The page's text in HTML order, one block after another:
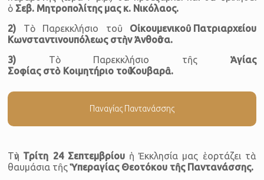
ὁ Σεβ. Μητροπολίτης μας κ. Νικόλαος.
2) Τὸ Παρεκκλήσιο τοῦ Οἰκουμενικοῦ Πατριαρχείου
Κωνσταντινουπόλεως στὴν Ἀνθοῦσα.
3) Τὸ Παρεκκλήσιο τῆς Ἁγίας
Σοφίας στὸ Κοιμητήριο τοῦ Κουβαρᾶ.
Παναγίας Παντανάσσης
Τὴν Τρίτη 24 Σεπτεμβρίουἡ Ἐκκλησία μας ἑορτάζει τὰ
θαυμάσια τῆςὙπεραγίας Θεοτόκου τῆς Παντανάσσης.